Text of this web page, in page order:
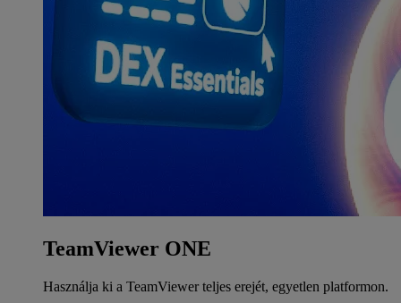
TeamViewer ONE
Használja ki a TeamViewer teljes erejét, egyetlen platformon.